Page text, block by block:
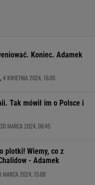
Koniec. Adamek
4 KWIETNIA 2024, 16:05
Tak mówił im o Polsce i
30 MARCA 2024, 06:45
plotki! Wiemy, co z
- Adamek
MARCA 2024, 15:08